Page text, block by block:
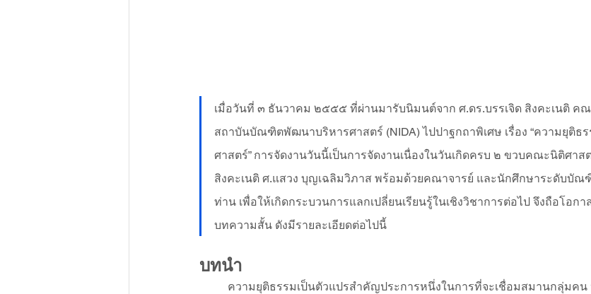
เมื่อวันที่ ๓ ธันวาคม ๒๕๕๕ ที่ผ่านมารับนิมนต์จาก ศ.ดร.บรรเจิด สิงคะเนติ
สถาบันบัณฑิตพัฒนาบริหารศาสตร์ (NIDA) ไปปาฐกถาพิเศษ เรื่อง “ความยุติธ
ศาสตร์” การจัดงานวันนี้เป็นการจัดงานเนื่องในวันเกิดครบ ๒ ขวบคณะนิติศาส
สิงคะเนติ ศ.แสวง บุญเฉลิมวิภาส พร้อมด้วยคณาจารย์ และนักศึกษาระดับบัณ
ท่าน เพื่อให้เกิดกระบวนการแลกเปลี่ยนเรียนรู้ในเชิงวิชาการต่อไป จึงถือโอก
บทความสั้น ดังมีรายละเอียดต่อไปนี้
บทนำ
ความยุติธรรมเป็นตัวแปรสำคัญประการหนึ่งในการที่จะเชื่อมสมานกลุ่มค